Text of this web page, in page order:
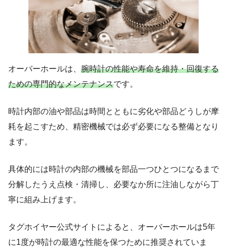
オーバーホールは、 腕時計の性能や寿命を維持・回復する
ための専門的なメンテナンスです。
時計内部の油や部品は時間とともに劣化や部品どうしが摩
耗を起こすため、精密機械では必ず必要になる整備となり
ます。
具体的には時計の内部の機械を部品一つひとつになるまで
分解したうえ点検・清掃し、必要なか所に注油しながら丁
寧に組み上げます。
タグホイヤー公式サイトによると、オーバーホールは5年
に1度が時計の最適な性能を保つために推奨されていま